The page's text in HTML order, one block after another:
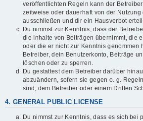
veröffentlichten Regeln kann der
zeitweise oder dauerhaft von der Nutzung
ausschließen und dir ein Hausverbot
Du nimmst zur Kenntnis, dass der
die Inhalte von Beiträgen übernimmt, die
oder die er nicht zur Kenntnis genommen
Betreiber, dein Benutzerkonto, Beiträge
löschen oder zu sperren.
Du gestattest dem Betreiber darüber
abzuändern, sofern sie gegen o. g.
sind, dem Betreiber oder einem Dritten
4. GENERAL PUBLIC LICENSE
Du nimmst zur Kenntnis, dass es sich bei